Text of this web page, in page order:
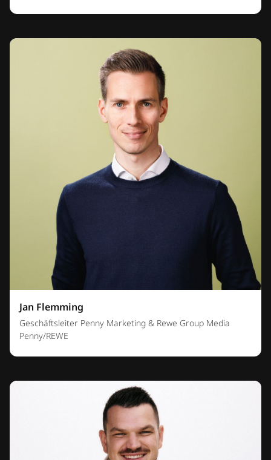
Jan Flemming
Geschäftsleiter Penny Marketing & Rewe Group Media
Penny/REWE